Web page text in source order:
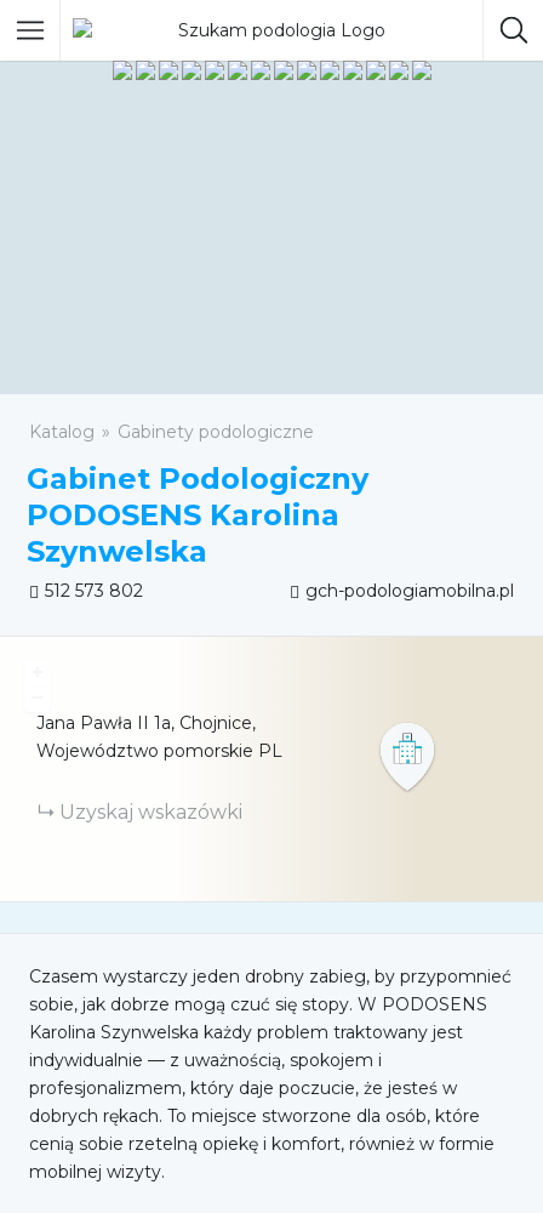
Katalog Gabinety podologiczne
Gabinet Podologiczny
PODOSENS Karolina
Szynwelska
512 573 802 gch-podologiamobilna.pl
Jana Pawła II 1a Chojnice,
Województwo pomorskie PL
Uzyskaj wskazówki
Czasem wystarczy jeden drobny zabieg, by przypomnieć
sobie, jak dobrze mogą czuć się stopy. W PODOSENS
Karolina Szynwelska każdy problem traktowany jest
indywidualnie — z uważnością, spokojem i
profesjonalizmem, który daje poczucie, że jesteś w
dobrych rękach. To miejsce stworzone dla osób, które
cenią sobie rzetelną opiekę i komfort, również w formie
mobilnej wizyty.